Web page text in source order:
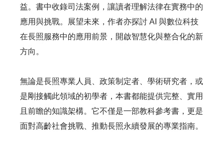
益。書中收錄司法案例，讓讀者理解法律在實務中的
應用與挑戰。展望未來，作者亦探討 AI 與數位科技
在長照服務中的應用前景，開啟智慧化與整合化的新
方向。
無論是長照專業人員、政策制定者、學術研究者，或
是剛接觸此領域的初學者，本書都能提供完整、實用
且前瞻的知識架構。它不僅是一部教科參考書，更是
面對高齡社會挑戰、推動長照永續發展的專業指南。